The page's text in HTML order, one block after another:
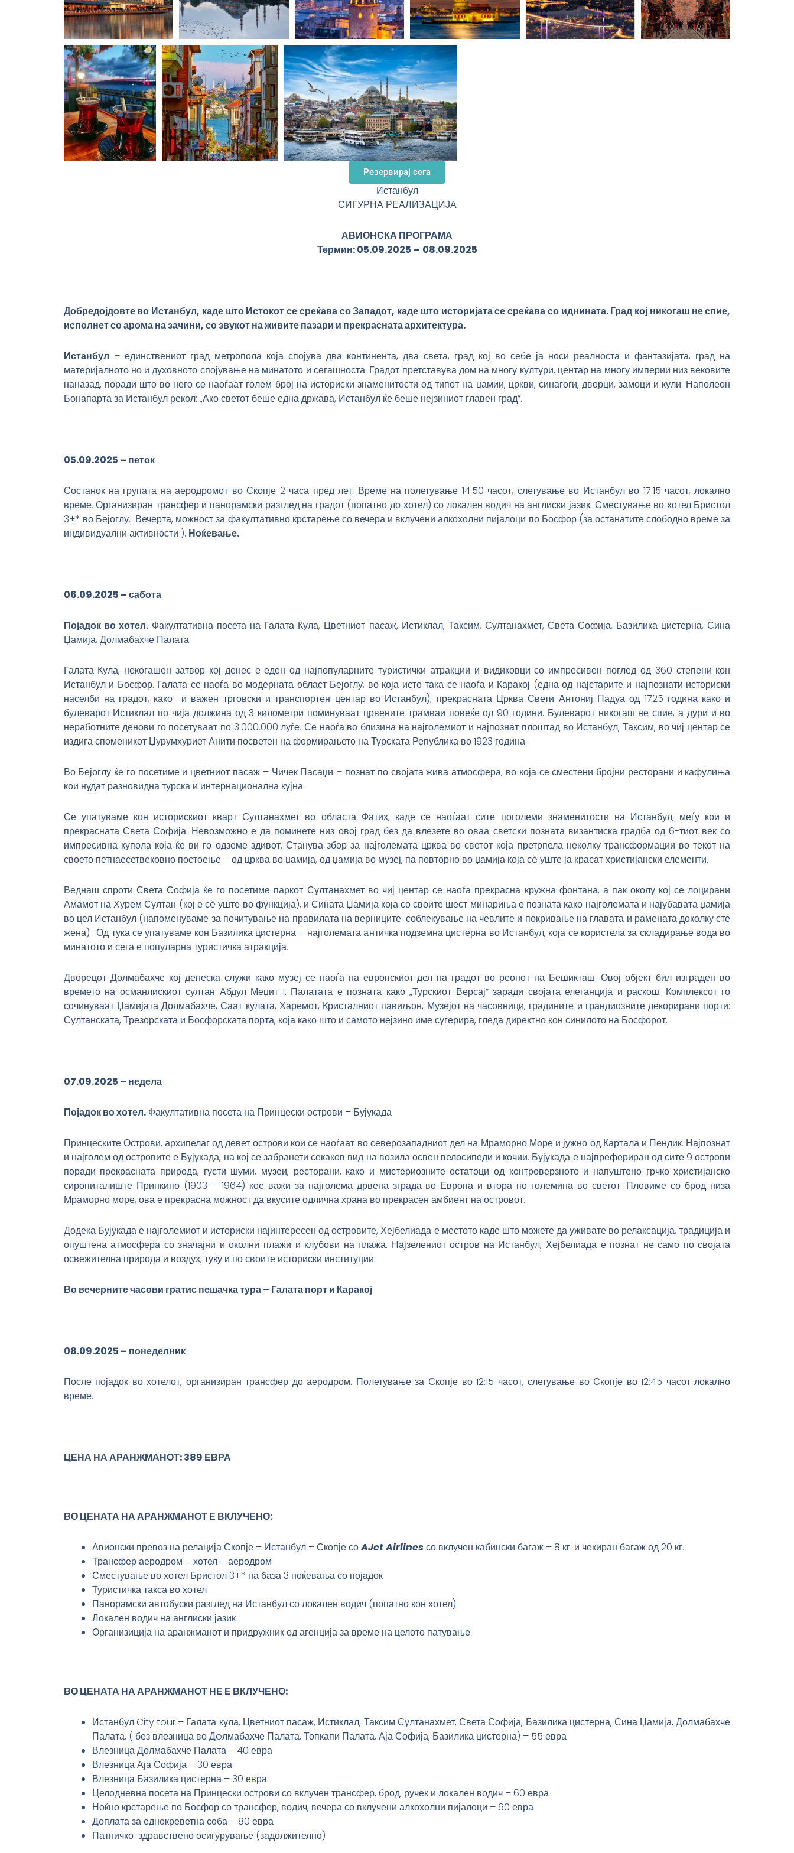
Резервирај сега
Истанбул
СИГУРНА РЕАЛИЗАЦИЈА
АВИОНСКА ПРОГРАМА
Термин: 05.09.2025 – 08.09.2025
Добредојдовте во Истанбул, каде што Истокот се среќава со Западот, каде што историјата се среќава со иднината. Град кој никогаш не спие,
исполнет со арома на зачини,созвукот на живите пазари и прекраснатаархитектура.
Истанбул – единствениот град метропола која спојува два континента, два света, град кој во себе ја носи реалноста и фантазијата, град на
материјалното но и духовното спојување на минатото и сегашноста. Градот претставува дом на многу култури, центар на многу империи низ вековите
наназад, поради што во него се наоѓаат голем број на историски знаменитости од типот на џамии, цркви, синагоги, дворци, замоци и кули. Наполеон
Бонапарта за Истанбул рекол: „Ако светот беше една држава, Истанбул ќе беше нејзиниот главен град”.
05.09.2025 – петок
Состанок на групата на аеродромот во Скопје 2 часа пред лет. Време на полетување 14:50 часот, слетување во Истанбул во 17:15 часот, локално
време. Организиран трансфер и панорамски разглед на градот (попатно до хотел) со локален водич на англиски јазик. Сместување во хотел Бристол
3+* во Бејоглу. Вечерта, можност за факултативно крстарење со вечера и вклучени алкохолни пијалоци по Босфор (за останатите слободно време за
индивидуални активности ). Ноќевање.
06.09.2025 – сабота
Појадок во хотел.Факултативна посета на Галата Кула, Цветниот пасаж, Истиклал, Таксим, Султанахмет, Света Софија, Базилика цистерна, Сина
Џамија, Долмабахче Палата.
Галата Кула, некогашен затвор кој денес е еден од најпопуларните туристички атракции и видиковци со импресивен поглед од 360 степени кон
Истанбул и Босфор. Галата се наоѓа во модерната област Бејоглу, во која исто така се наоѓа и Каракој (една од најстарите и најпознати историски
населби на градот, како и важен трговски и транспортен центар во Истанбул); прекрасната Црква Свети Антониј Падуа од 1725 година како и
булеварот Истиклал по чија должина од 3 километри поминуваат црвените трамваи повеќе од 90 години. Булеварот никогаш не спие, а дури и во
неработните денови го посетуваат по 3.000.000 луѓе. Се наоѓа во близина на најголемиот и најпознат плоштад во Истанбул, Таксим, во чиј центар се
издига споменикот Џурумхуриет Анити посветен на формирањето на Турската Република во 1923 година.
Во Бејоглу ќе го посетиме и цветниот пасаж – Чичек Пасаџи – познат по својата жива атмосфера, во која се сместени бројни ресторани и кафулиња
кои нудат разновидна турска и интернационална кујна.
Се упатуваме кон историскиот кварт Султанахмет во областа Фатих, каде се наоѓаат сите поголеми знаменитости на Истанбул, меѓу кои и
прекрасната Света Софија. Невозможно е да поминете низ овој град без да влезете во оваа светски позната византиска градба од 6-тиот век со
импресивна купола која ќе ви го одземе здивот. Станува збор за најголемата црква во светот која претрпела неколку трансформации во текот на
своето петнаесетвековно постоење – од црква во џамија, од џамија во музеј, па повторно во џамија која сè уште ја красат христијански елементи.
Веднаш спроти Света Софија ќе го посетиме паркот Султанахмет во чиј центар се наоѓа прекрасна кружна фонтана, а пак околу кој се лоцирани
Амамот на Хурем Султан (кој е сè уште во функција), и Сината Џамија која со своите шест минариња е позната како најголемата и најубавата џамија
во цел Истанбул (напоменуваме за почитување на правилата на верниците: соблекување на чевлите и покривање на главата и рамената доколку сте
жена) . Од тука се упатуваме кон Базилика цистерна – најголемата античка подземна цистерна во Истанбул, која се користела за складирање вода во
минатото и сега е популарна туристичка атракција.
Дворецот Долмабахче кој денеска служи како музеј се наоѓа на европскиот дел на градот во реонот на Бешикташ. Овој објект бил изграден во
времето на османлискиот султан Абдул Меџит I. Палатата е позната како „Турскиот Версај” заради својата елеганција и раскош. Комплексот го
сочинуваат Џамијата Долмабахче, Саат кулата, Харемот, Кристалниот павиљон, Музејот на часовници, градините и грандиозните декорирани порти:
Султанската, Трезорската и Босфорската порта, која како што и самото нејзино име сугерира, гледа директно кон синилото на Босфорот.
07.09.2025 – недела
Појадок во хотел.Факултативна посета на Принцески острови – Бујукада
Принцеските Острови, архипелаг од девет острови кои се наоѓаат во северозападниот дел на Мраморно Море и јужно од Картала и Пендик. Најпознат
и најголем од островите е Бујукада, на кој се забранети секаков вид на возила освен велосипеди и кочии. Бујукада е најпрефериран од сите 9 острови
поради прекрасната природа, густи шуми, музеи, ресторани, како и мистериозните остатоци од контроверзното и напуштено грчко христијанско
сиропиталиште Принкипо (1903 – 1964) кое важи за најголема дрвена зграда во Европа и втора по големина во светот. Пловиме со брод низа
Мраморно море, ова е прекрасна можност да вкусите одлична храна во прекрасен амбиент на островот.
Додека Бујукада е најголемиот и историски најинтересен од островите, Хејбелиада е местото каде што можете да уживате во релаксација, традиција и
опуштена атмосфера со значајни и околни плажи и клубови на плажа. Најзелениот остров на Истанбул, Хејбелиада е познат не само по својата
освежителна природа и воздух, туку и по своите историски институции.
Во вечерните часови гратис пешачка тура – Галата порт и Каракој
08.09.2025 – понеделник
После појадок во хотелот, организиран трансфер до аеродром. Полетување за Скопје во 12:15 часот, слетување во Скопје во 12:45 часот локално
време.
ЦЕНА НА АРАНЖМАНОТ:389 ЕВРА
ВО ЦЕНАТА НА АРАНЖМАНОТ Е ВКЛУЧЕНО:
Авионски превоз на релација Скопје – Истанбул – Скопје соAJet Airlinesсо вклучен кабински багаж – 8 кг. и чекиран багаж од 20 кг.
Трансфер аеродром – хотел – аеродром
Сместување во хотел Бристол 3+* на база 3 ноќевања со појадок
Туристичка такса во хотел
Панорамски автобуски разглед на Истанбул со локален водич (попатно кон хотел)
Локален водич на англиски јазик
Организиција на аранжманот и придружник од агенција за време на целото патување
ВО ЦЕНАТА НА АРАНЖМАНОТ НЕ Е ВКЛУЧЕНО:
Истанбул City tour – Галата кула, Цветниот пасаж, Истиклал, Таксим Султанахмет, Света Софија, Базилика цистерна, Сина Џамија, Долмабахче
Палата, ( без влезница во Дoлмабахче Палата, Топкапи Палата, Аја Софија, Базилика цистерна) – 55 евра
Влезница Долмабахче Палата – 40 евра
Влезница Аја Софија – 30 евра
Влезница Базилика цистерна – 30 евра
Целодневна посета на Принцески острови со вклучен трансфер, брод, ручек и локален водич – 60 евра
Ноќно крстарење по Босфор со трансфер, водич, вечера со вклучени алкохолни пијалоци – 60 евра
Доплата за еднокреветна соба – 80 евра
Патничко-здравствено осигурување (задолжително)